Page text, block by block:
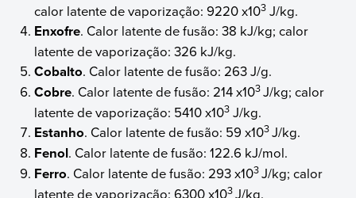
calor latente de vaporização: 9220 x103 J/kg.
Enxofre. Calor latente de fusão: 38 kJ/kg; calor
latente de vaporização: 326 kJ/kg.
Cobalto. Calor latente de fusão: 263 J/g.
Cobre. Calor latente de fusão: 214 x103J/kg; calor
latente de vaporização: 5410 x103 J/kg.
Estanho. Calor latente de fusão: 59 x103J/kg.
Fenol. Calor latente de fusão: 122.6 kJ/mol.
Ferro. Calor latente de fusão: 293 x103J/kg; calor
latente de vaporização: 6300 x103J/kg.